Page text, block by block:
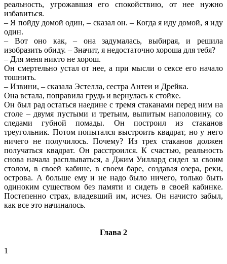
реальность, угрожавшая его спокойствию, от нее нужно
избавиться.
– Я пойду домой один, – сказал он. – Когда я иду домой, я иду
один.
– Вот оно как, – она задумалась, выбирая, и решила
изобразить обиду. – Значит, я недостаточно хороша для тебя?
– Для меня никто не хорош.
Он смертельно устал от нее, а при мысли о сексе его начало
тошнить.
– Извини, – сказала Эстелла, сестра Антеи и Дрейка.
Она встала, поправила грудь и вернулась к стойке.
Он был рад остаться наедине с тремя стаканами перед ним на
столе – двумя пустыми и третьим, выпитым наполовину, со
следами губной помады. Он построил из стаканов
треугольник. Потом попытался выстроить квадрат, но у него
ничего не получилось. Почему? Из трех стаканов должен
получаться квадрат. Он расстроился. К счастью, реальность
снова начала расплываться, а Джим Уиллард сидел за своим
столом, в своей кабине, в своем баре, создавая озера, реки,
острова. А больше ему и не надо было ничего, только быть
одиноким существом без памяти и сидеть в своей кабинке.
Постепенно страх, владевший им, исчез. Он начисто забыл,
как все это начиналось.
Глава 2
1